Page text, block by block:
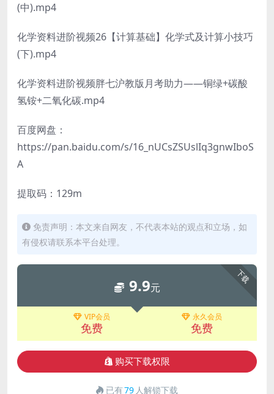
(中).mp4
化学资料进阶视频26【计算基础】化学式及计算小技巧
(下).mp4
化学资料进阶视频胖七沪教版月考助力——铜绿+碳酸
氢铵+二氧化碳.mp4
百度网盘：
https://pan.baidu.com/s/16_nUCsZSUslIq3gnwIboS
A
提取码：129m
免责声明：本文来自网友，不代表本站的观点和立场，如
有侵权请联系本平台处理。
下载
9.9元
VIP会员
免费
永久会员
免费
购买下载权限
已有79 人解锁下载